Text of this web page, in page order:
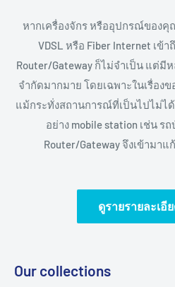
หากเครื่องจักร หรืออุปกรณ์ของ
VDSL หรือ Fiber Internet เข้
Router/Gateway ก็ไม่จำเป็น แต่
จำกัดมากมาย โดยเฉพาะในเรื่อง
แม้กระทั่งสถานการณ์ที่เป็นไปไม่ได้
อย่าง mobile station เช่น ร
Router/Gateway จึงเข้ามา
ดูรายรายละเอี
Our collections